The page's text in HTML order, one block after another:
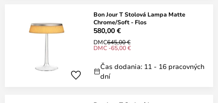
Bon Jour T Stolová Lampa Matte
Chrome/Soft - Flos
580,00 €
DMC645,00 €
DMC -65,00 €
Čas dodania: 11 - 16 pracovných
dní